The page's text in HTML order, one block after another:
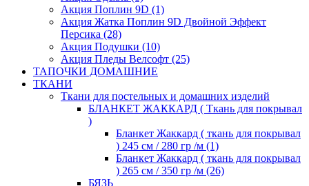
Акция Поплин 9D (1)
Акция Жатка Поплин 9D Двойной Эффект
Персика (28)
Акция Подушки (10)
Акция Пледы Велсофт (25)
ТАПОЧКИ ДОМАШНИЕ
ТКАНИ
Ткани для постельных и домашних изделий
БЛАНКЕТ ЖАККАРД ( Ткань для покрывал
)
Бланкет Жаккард ( ткань для покрывал
) 245 см / 280 гр /м (1)
Бланкет Жаккард ( ткань для покрывал
) 265 см / 350 гр /м (26)
БЯЗЬ